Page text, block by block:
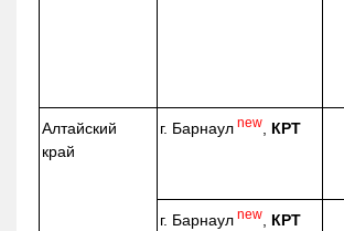
Алтайский
край
г. Барнаул new КРТ
г. Барнаул new КРТ